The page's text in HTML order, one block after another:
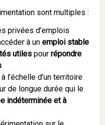
sont multiples :
privées d’emplois
à un emploi stable
utilespour répondre
l’échelle d’un territoire
de longue durée qui le
indéterminée et à